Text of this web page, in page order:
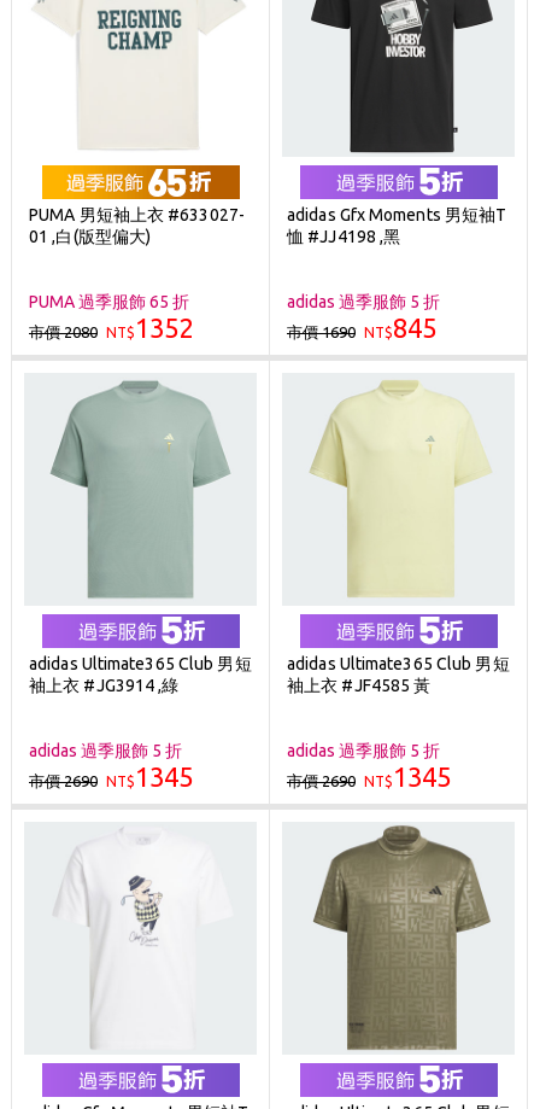
PUMA 男短袖上衣 #633027-
01 ,白(版型偏大)
PUMA 過季服飾 65 折
市價 2080 NT$ 1352
adidas Gfx Moments 男短袖T
恤 #JJ4198 ,黑
adidas 過季服飾 5 折
市價 1690 NT$845
adidas Ultimate365 Club 男短
袖上衣 #JG3914 ,綠
adidas 過季服飾 5 折
市價 2690 NT$ 1345
adidas Ultimate365 Club 男短
袖上衣 #JF4585 黃
adidas 過季服飾 5 折
市價 2690 NT$ 1345